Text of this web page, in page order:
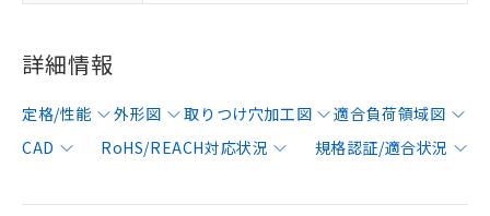
詳細情報
定格/性能 外形図 取りつけ穴加工図
適合負荷領域図
CAD
RoHS/REACH対応状況 規格認証/適合状況